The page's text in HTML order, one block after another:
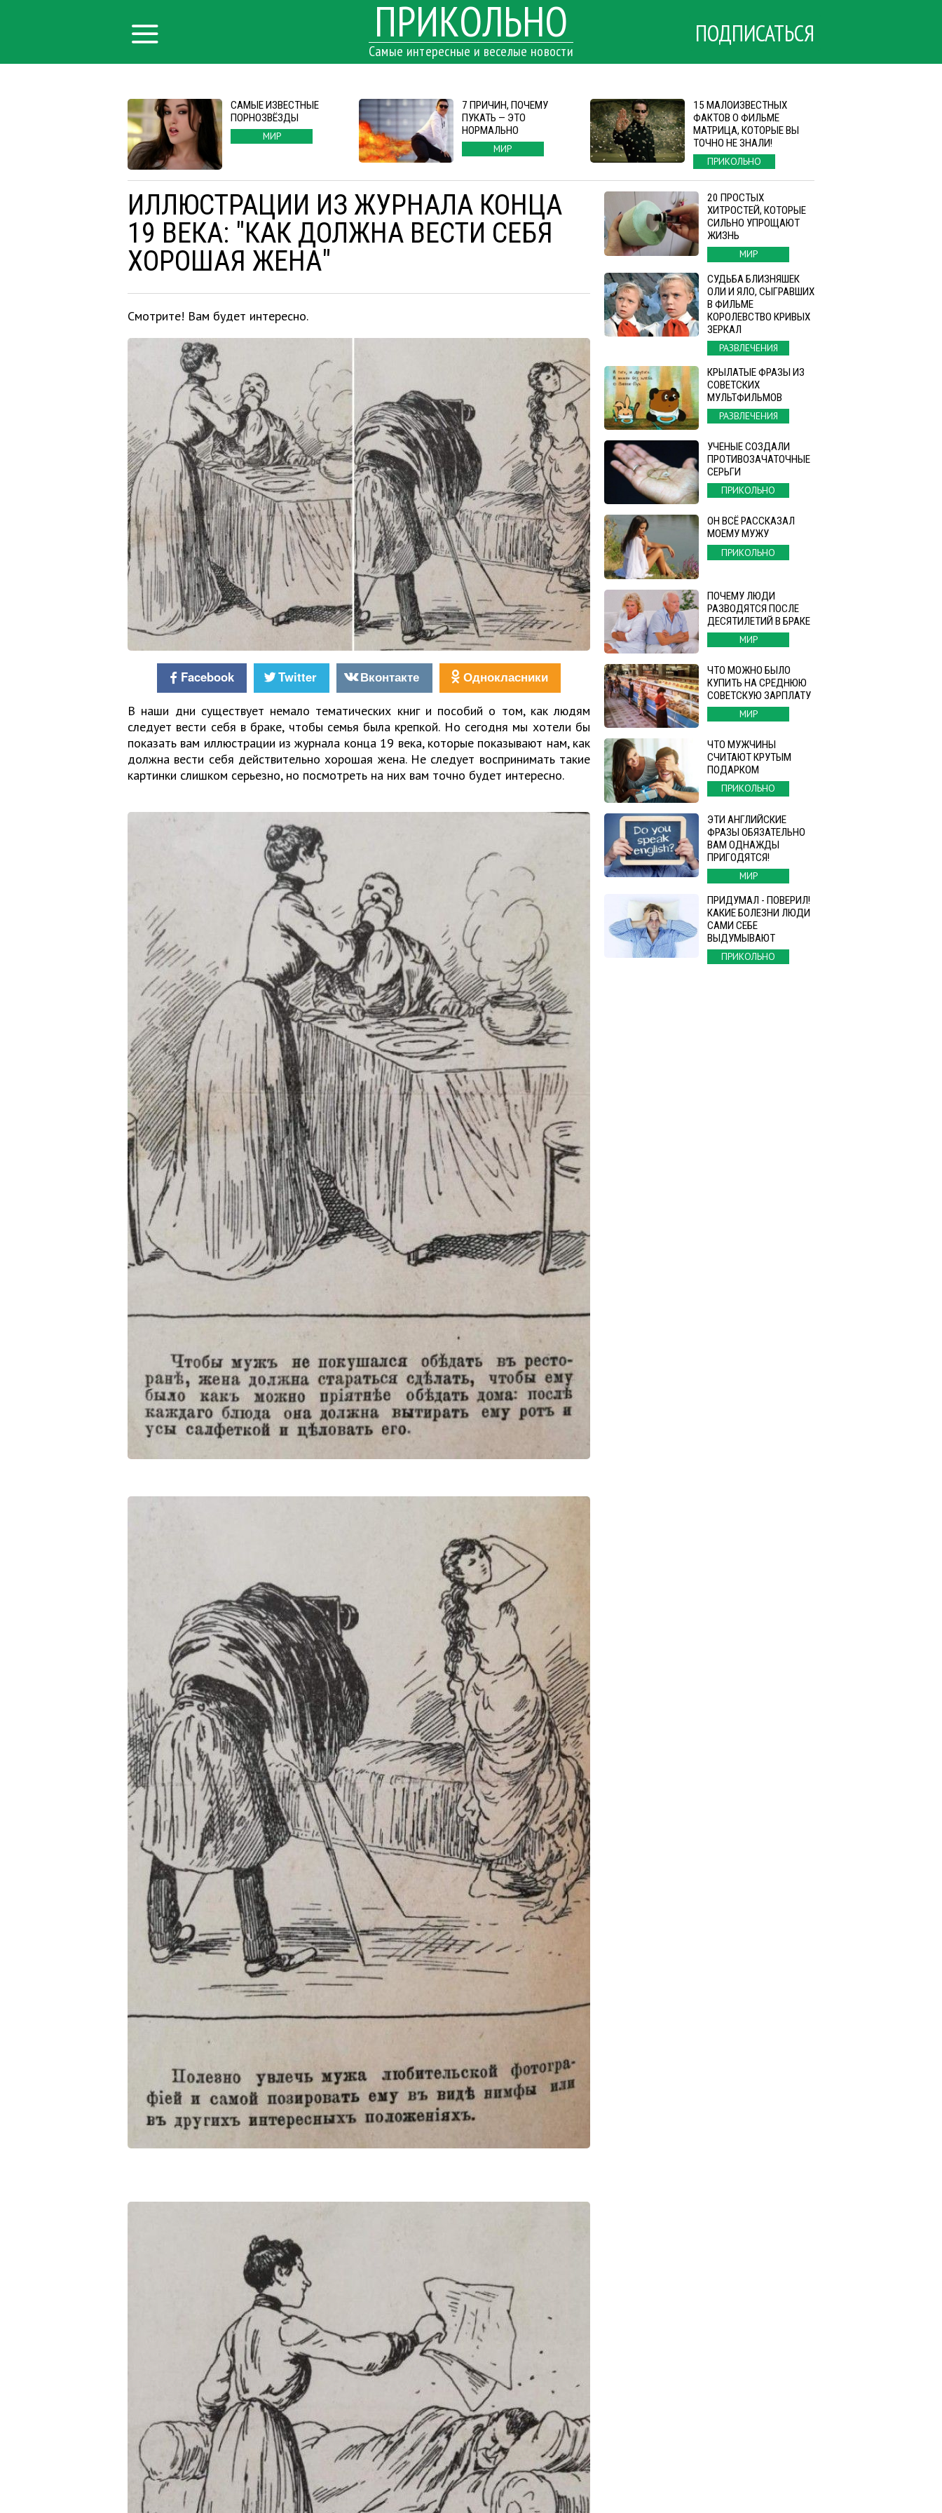
ПРИКОЛЬНО
Самые интересные и веселые новости
ПОДПИСАТЬСЯ
САМЫЕ ИЗВЕСТНЫЕ
ПОРНОЗВЁЗДЫ
МИР
7 ПРИЧИН, ПОЧЕМУ
ПУКАТЬ — ЭТО
НОРМАЛЬНО
МИР
15 МАЛОИЗВЕСТНЫХ
ФАКТОВ О ФИЛЬМЕ
МАТРИЦА, КОТОРЫЕ ВЫ
ТОЧНО НЕ ЗНАЛИ!
ПРИКОЛЬНО
ИЛЛЮСТРАЦИИ ИЗ ЖУРНАЛА КОНЦА
19 ВЕКА: "КАК ДОЛЖНА ВЕСТИ СЕБЯ
ХОРОШАЯ ЖЕНА"
Смотрите! Вам будет интересно.
Facebook Twitter Вконтакте Однокласники
В наши дни существует немало тематических книг и пособий о том, как людям
следует вести себя в браке, чтобы семья была крепкой. Но сегодня мы хотели бы
показать вам иллюстрации из журнала конца 19 века, которые показывают нам, как
должна вести себя действительно хорошая жена. Не следует воспринимать такие
картинки слишком серьезно, но посмотреть на них вам точно будет интересно.
20 ПРОСТЫХ
ХИТРОСТЕЙ, КОТОРЫЕ
СИЛЬНО УПРОЩАЮТ
ЖИЗНЬ
МИР
СУДЬБА БЛИЗНЯШЕК
ОЛИ И ЯЛО, СЫГРАВШИХ
В ФИЛЬМЕ
КОРОЛЕВСТВО КРИВЫХ
ЗЕРКАЛ
РАЗВЛЕЧЕНИЯ
КРЫЛАТЫЕ ФРАЗЫ ИЗ
СОВЕТСКИХ
МУЛЬТФИЛЬМОВ
РАЗВЛЕЧЕНИЯ
УЧЕНЫЕ СОЗДАЛИ
ПРОТИВОЗАЧАТОЧНЫЕ
СЕРЬГИ
ПРИКОЛЬНО
ОН ВСЁ РАССКАЗАЛ
МОЕМУ МУЖУ
ПРИКОЛЬНО
ПОЧЕМУ ЛЮДИ
РАЗВОДЯТСЯ ПОСЛЕ
ДЕСЯТИЛЕТИЙ В БРАКЕ
МИР
ЧТО МОЖНО БЫЛО
КУПИТЬ НА СРЕДНЮЮ
СОВЕТСКУЮ ЗАРПЛАТУ
МИР
ЧТО МУЖЧИНЫ
СЧИТАЮТ КРУТЫМ
ПОДАРКОМ
ПРИКОЛЬНО
ЭТИ АНГЛИЙСКИЕ
ФРАЗЫ ОБЯЗАТЕЛЬНО
ВАМ ОДНАЖДЫ
ПРИГОДЯТСЯ!
МИР
ПРИДУМАЛ - ПОВЕРИЛ!
КАКИЕ БОЛЕЗНИ ЛЮДИ
САМИ СЕБЕ
ВЫДУМЫВАЮТ
ПРИКОЛЬНО